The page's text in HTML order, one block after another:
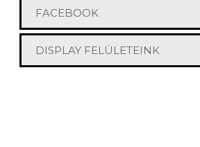
FACEBOOK
DISPLAY FELÜLETEINK